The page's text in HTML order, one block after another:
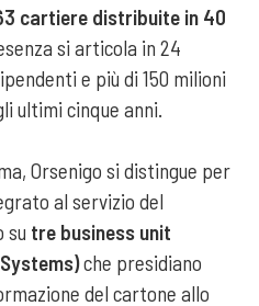
cartiere distribuite in 40
si articola in 24
e più di 150 milioni
ultimi cinque anni.
Orsenigo si distingue per
al servizio del
su tre business unit
che presidiano
del cartone allo